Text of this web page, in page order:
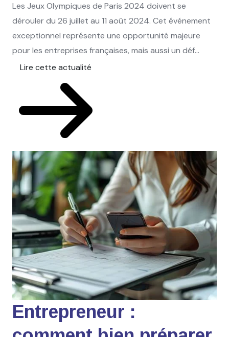
Les Jeux Olympiques de Paris 2024 doivent se
dérouler du 26 juillet au 11 août 2024. Cet événement
exceptionnel représente une opportunité majeure
pour les entreprises françaises, mais aussi un déf...
Lire cette actualité
Entrepreneur :